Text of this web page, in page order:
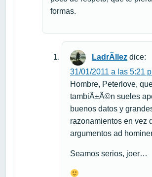
formas.
LadrÃ­llez dice:
31/01/2011 a las 5:21
Hombre, Peterlove,
tambiÃ±Ã©n sueles
buenos datos y
razonamientos en vez
argumentos ad
Seamos serios, joer…